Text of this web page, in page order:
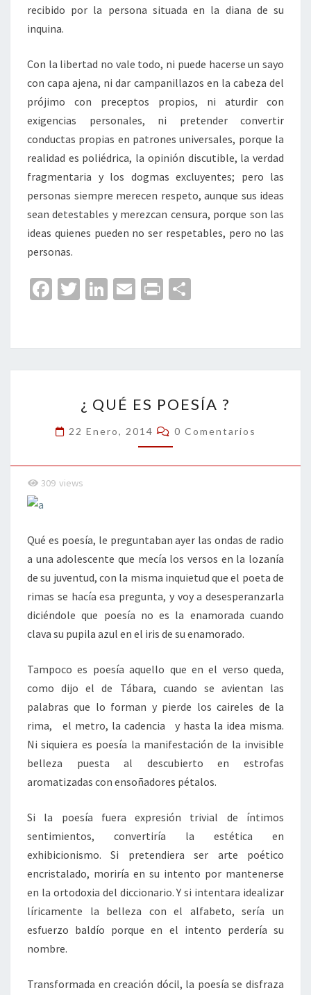
recibido por la persona situada en la diana de su
inquina.
Con la libertad no vale todo, ni puede hacerse un sayo
con capa ajena, ni dar campanillazos en la cabeza del
prójimo con preceptos propios, ni aturdir con
exigencias personales, ni pretender convertir
conductas propias en patrones universales, porque la
realidad es poliédrica, la opinión discutible, la verdad
fragmentaria y los dogmas excluyentes; pero las
personas siempre merecen respeto, aunque sus ideas
sean detestables y merezcan censura, porque son las
ideas quienes pueden no ser respetables, pero no las
personas.
Fa
o
o
T
er
Li
dI
n
E
l
Pr
p
ar
tir
QUÉ
ES
POESÍA
?
¿ QUÉ ES POESÍA ?
22 Enero, 2014 Comentarios
0 Comentarios
309 views
Qué es poesía, le preguntaban ayer las ondas de radio
a una adolescente que mecía los versos en la lozanía
de su juventud, con la misma inquietud que el poeta de
rimas se hacía esa pregunta, y voy a desesperanzarla
diciéndole que poesía no es la enamorada cuando
clava su pupila azul en el iris de su enamorado.
Tampoco es poesía aquello que en el verso queda,
como dijo el de Tábara, cuando se avientan las
palabras que lo forman y pierde los caireles de la
rima, el metro, la cadencia y hasta la idea misma.
Ni siquiera es poesía la manifestación de la invisible
belleza puesta al descubierto en estrofas
aromatizadas con ensoñadores pétalos.
Si la poesía fuera expresión trivial de íntimos
sentimientos, convertiría la estética en
exhibicionismo. Si pretendiera ser arte poético
encristalado, moriría en su intento por mantenerse
en la ortodoxia del diccionario. Y si intentara idealizar
líricamente la belleza con el alfabeto, sería un
esfuerzo baldío porque en el intento perdería su
nombre.
Transformada en creación dócil, la poesía se disfraza